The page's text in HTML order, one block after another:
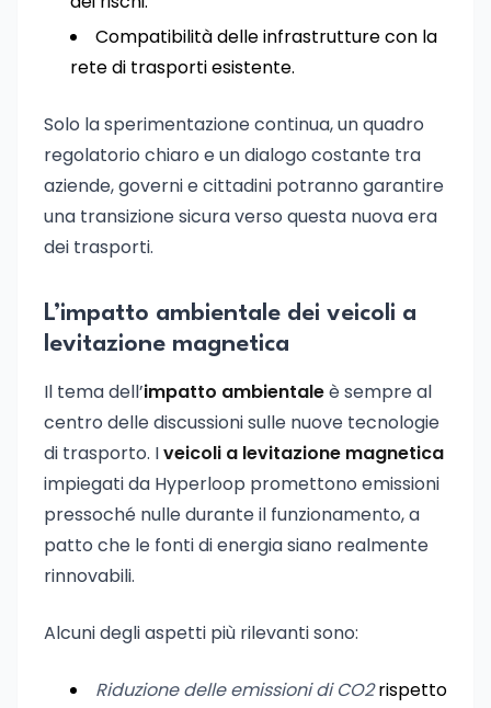
Compatibilità delle infrastrutture con la
rete di trasporti esistente.
Solo la sperimentazione continua, un quadro
regolatorio chiaro e un dialogo costante tra
aziende, governi e cittadini potranno garantire
una transizione sicura verso questa nuova era
dei trasporti.
L’impatto ambientale dei veicoli a
levitazione magnetica
Il tema dell’impatto ambientaleè sempre al
centro delle discussioni sulle nuove tecnologie
di trasporto. Iveicoli a levitazione magnetica
impiegati da Hyperloop promettono emissioni
pressoché nulle durante il funzionamento, a
patto che le fonti di energia siano realmente
rinnovabili.
Alcuni degli aspetti più rilevanti sono:
Riduzione delle emissioni di CO2rispetto